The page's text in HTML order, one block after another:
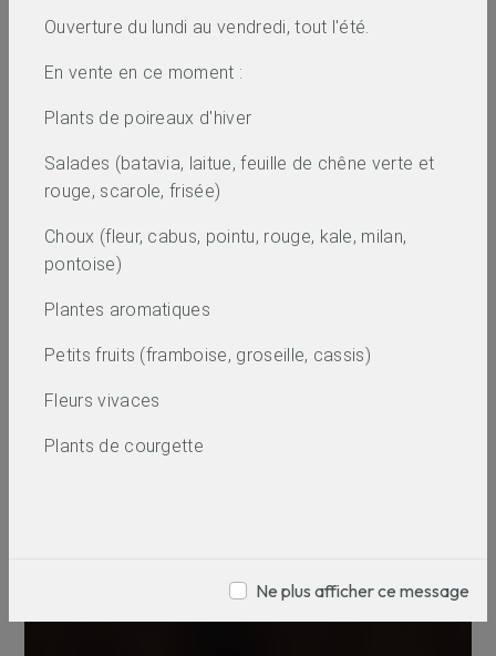
Ouverture du lundi au vendredi, tout l'été.
En vente en ce moment :
Plants de poireaux d'hiver
Salades (batavia, laitue, feuille de chêne verte et
rouge, scarole, frisée)
Choux (fleur, cabus, pointu, rouge, kale, milan,
pontoise)
Plantes aromatiques
Petits fruits (framboise, groseille, cassis)
Fleurs vivaces
Plants de courgette
Ne plus afficher ce message